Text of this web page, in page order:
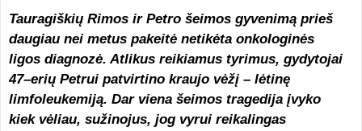
Tauragiškių Rimos ir Petro šeimos gyvenimą prieš
daugiau nei metus pakeitė netikėta onkologinės
ligos diagnozė. Atlikus reikiamus tyrimus, gydytojai
47–erių Petrui patvirtino kraujo vėžį – lėtinę
limfoleukemiją. Dar viena šeimos tragedija įvyko
kiek vėliau, sužinojus, jog vyrui reikalingas